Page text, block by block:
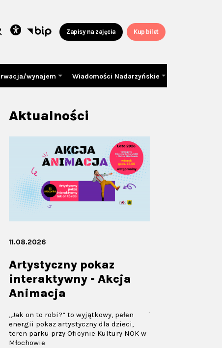
Zapisy na zajęcia Kup bilet
wynajem Wiadomości Nadarzyńskie
Aktualności
11.08.2026
Artystyczny pokaz
interaktywny - Akcja
Animacja
„Jak on to robi?” to wyjątkowy, pełen
energii pokaz artystyczny dla dzieci,
teren parku przy Oficynie Kultury NOK w
Młochowie
Teren Zespołu